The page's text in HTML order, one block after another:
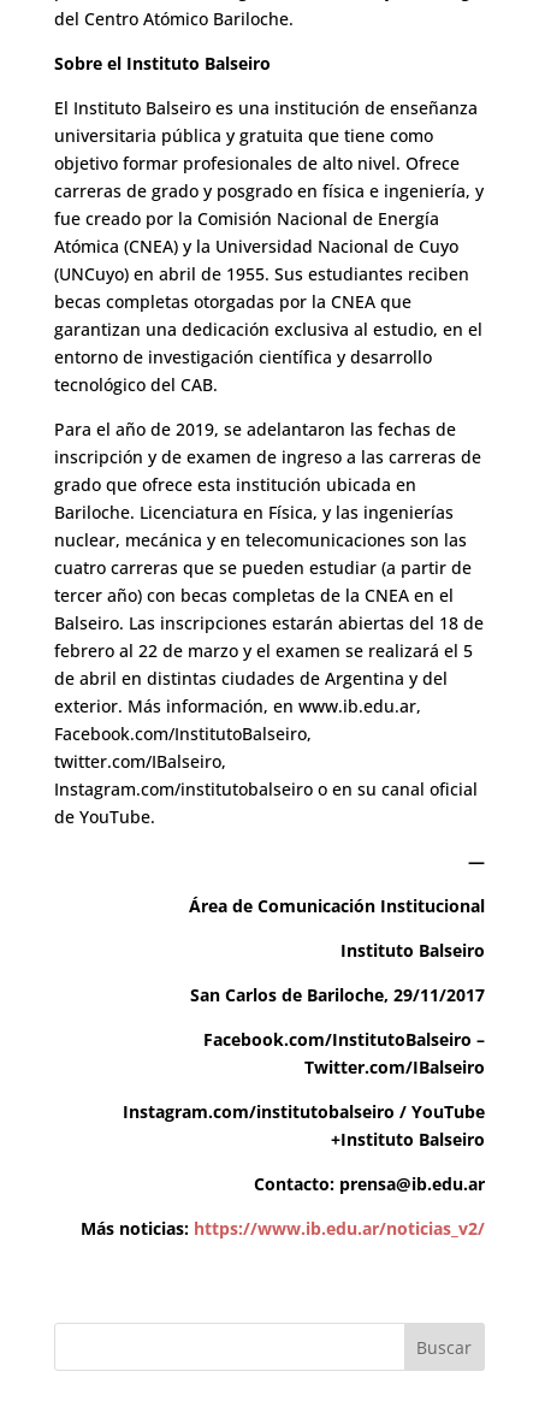
del Centro Atómico Bariloche.
Sobre el Instituto Balseiro
El Instituto Balseiro es una institución de enseñanza
universitaria pública y gratuita que tiene como
objetivo formar profesionales de alto nivel. Ofrece
carreras de grado y posgrado en física e ingeniería, y
fue creado por la Comisión Nacional de Energía
Atómica (CNEA) y la Universidad Nacional de Cuyo
(UNCuyo) en abril de 1955. Sus estudiantes reciben
becas completas otorgadas por la CNEA que
garantizan una dedicación exclusiva al estudio, en el
entorno de investigación científica y desarrollo
tecnológico del CAB.
Para el año de 2019, se adelantaron las fechas de
inscripción y de examen de ingreso a las carreras de
grado que ofrece esta institución ubicada en
Bariloche. Licenciatura en Física, y las ingenierías
nuclear, mecánica y en telecomunicaciones son las
cuatro carreras que se pueden estudiar (a partir de
tercer año) con becas completas de la CNEA en el
Balseiro. Las inscripciones estarán abiertas del 18 de
febrero al 22 de marzo y el examen se realizará el 5
de abril en distintas ciudades de Argentina y del
exterior. Más información, en www.ib.edu.ar,
Facebook.com/InstitutoBalseiro,
twitter.com/IBalseiro,
Instagram.com/institutobalseiro o en su canal oficial
de YouTube.
—
Área de Comunicación Institucional
Instituto Balseiro
San Carlos de Bariloche, 29/11/2017
Facebook.com/InstitutoBalseiro –
Twitter.com/IBalseiro
Instagram.com/institutobalseiro / YouTube
+Instituto Balseiro
Contacto: prensa@ib.edu.ar
Más noticias: https://www.ib.edu.ar/noticias_v2/
Buscar